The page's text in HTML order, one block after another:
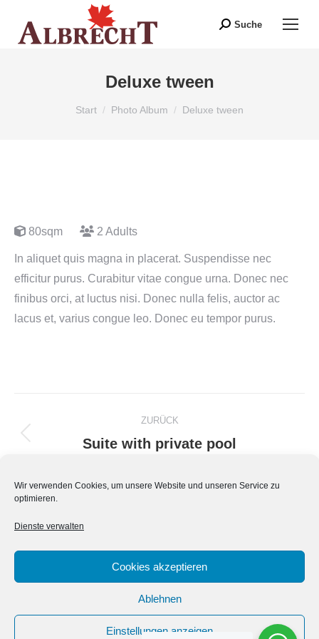
Wir verwenden Cookies, um unsere Website und unseren Service zu
optimieren.
Dienste verwalten
Cookies akzeptieren
Ablehnen
Einstellungen anzeigen
Search:
Suche
Deluxe tween
Sie befinden sich hier:
Start Photo Album Deluxe tween
80sqm 2 Adults
In aliquet quis magna in placerat. Suspendisse nec
efficitur purus. Curabitur vitae congue urna. Donec nec
finibus orci, at luctus nisi. Donec nulla felis, auctor ac
lacus et, varius congue leo. Donec eu tempor purus.
Navigation
ZURÜCK
Vorheriges
Suite with private pool
NÄCHSTES